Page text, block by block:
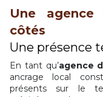
Une
côtés
Une présence
En tant qu’agence
ancrage local
présents sur le